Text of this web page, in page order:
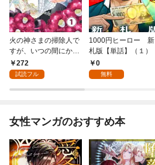
火の神さまの掃除人で
すが、いつの間にか花
嫁として溺愛されてい
ます【単話】（１）
272
試読フル
1000円ヒーロー 新
札版【単話】（１）
0
無料
女性マンガのおすすめ本